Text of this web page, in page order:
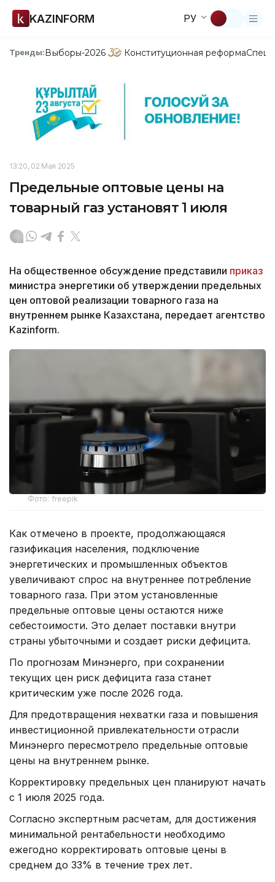
KAZINFORM РУ
Тренды:Выборы-2026 Конституционная реформа
13:20, 02 Мая 2025
Предельные оптовые цены на
товарный газ установят 1 июля
На общественное обсуждение представили приказ
министра энергетики об утверждении предельных
цен оптовой реализации товарного газа на
внутреннем рынке Казахстана, передает агентство
Kazinform.
Фото: freepik
Как отмечено в проекте, продолжающаяся
газификация населения, подключение
энергетических и промышленных объектов
увеличивают спрос на внутреннее потребление
товарного газа. При этом установленные
предельные оптовые цены остаются ниже
себестоимости. Это делает поставки внутри
страны убыточными и создает риски дефицита.
По прогнозам Минэнерго, при сохранении
текущих цен риск дефицита газа станет
критическим уже после 2026 года.
Для предотвращения нехватки газа и повышения
инвестиционной привлекательности отрасли
Минэнерго пересмотрело предельные оптовые
цены на внутреннем рынке.
Корректировку предельных цен планируют начать
с 1 июля 2025 года.
Согласно экспертным расчетам, для достижения
минимальной рентабельности необходимо
ежегодно корректировать оптовые цены в
среднем до 33% в течение трех лет.